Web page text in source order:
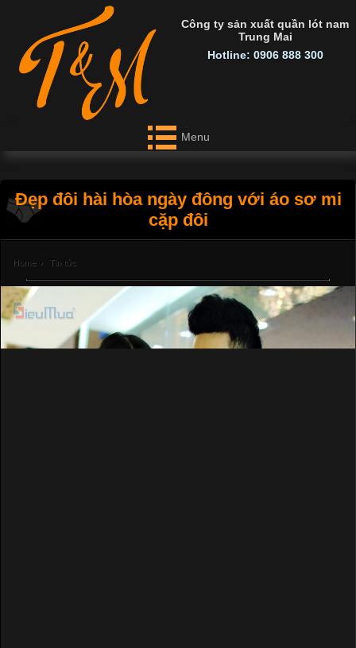
Công ty sản xuất quần lót nam
Trung Mai
Hotline: 0906 888 300
Menu
Đẹp đôi hài hòa ngày đông với áo sơ mi
cặp đôi
Home › Tin tức